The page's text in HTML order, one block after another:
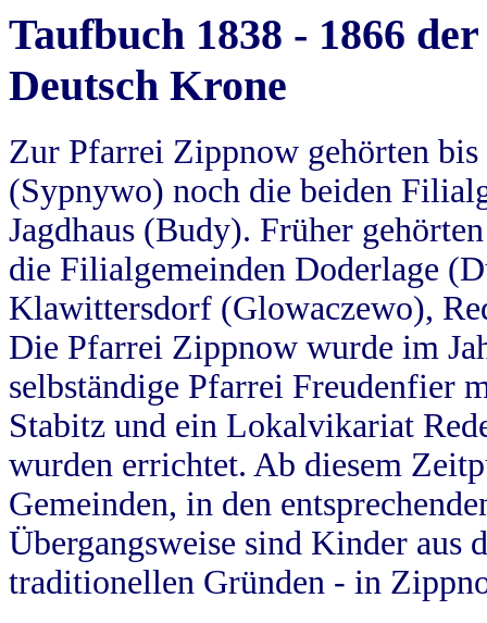
Taufbuch 1838 - 1866
Deutsch Krone
Zur Pfarrei Zippnow gehörten
(Sypnywo) noch die beiden
Jagdhaus (Budy). Früher
die Filialgemeinden Doderlage
Klawittersdorf (Glowaczewo),
Die Pfarrei Zippnow wurde im
selbständige Pfarrei Freudenfier
Stabitz und ein Lokalvikariat
wurden errichtet. Ab diesem
Gemeinden, in den
Übergangsweise sind Kinder aus
traditionellen Gründen - in